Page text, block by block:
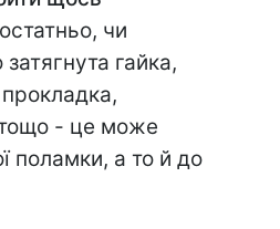
чи
гайка,
- це може
поламки, а то й до